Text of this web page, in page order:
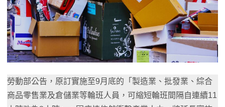
勞動部公告，原訂實施至9月底的「製造業、批發業、綜合
商品零售業及倉儲業等輪班人員，可縮短輪班間隔自連續11